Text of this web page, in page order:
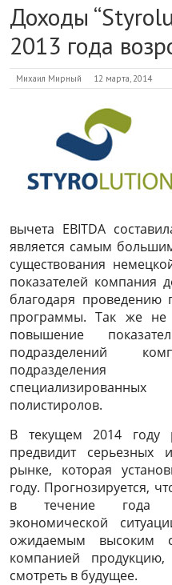
Доходы
2013 года
Михаил Мирный 12 марта, 2014
вычета EBITDA
является самым
существования
показателей компания
благодаря проведению
программы. Так же не
повышение
подразделений
полистиролов.
В текущем 2014 году
предвидит серьезных
рынке, которая
году. Прогнозируется,
в течение года
экономической
ожидаемым высоким
компанией
смотреть в будущее.